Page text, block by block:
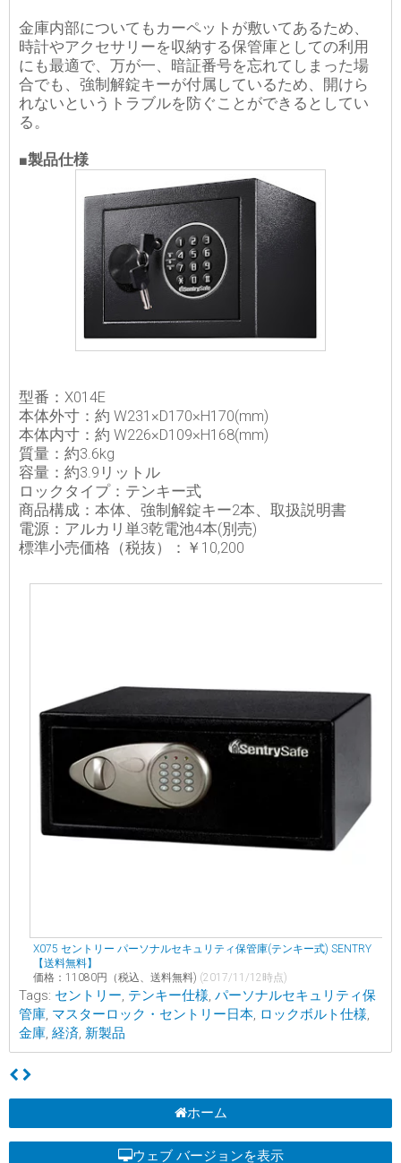
金庫内部についてもカーペットが敷いてあるため、
時計やアクセサリーを収納する保管庫としての利用
にも最適で、万が一、暗証番号を忘れてしまった場
合でも、強制解錠キーが付属しているため、開けら
れないというトラブルを防ぐことができるとしてい
る。
■製品仕様
型番：X014E
本体外寸：約 W231×D170×H170(mm)
本体内寸：約 W226×D109×H168(mm)
質量：約3.6kg
容量：約3.9リットル
ロックタイプ：テンキー式
商品構成：本体、強制解錠キー2本、取扱説明書
電源：アルカリ単3乾電池4本(別売)
標準小売価格（税抜）：￥10,200
X075 セントリー パーソナルセキュリティ保管庫(テンキー式) SENTRY
【送料無料】
価格：11080円（税込、送料無料) (2017/11/12時点)
Tags: セントリー, テンキー仕様, パーソナルセキュリティ保
管庫, マスターロック・セントリー日本, ロックボルト仕様,
金庫, 経済, 新製品
ホーム
ウェブ バージョンを表示